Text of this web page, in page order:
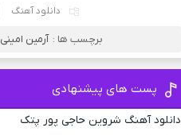
دانلود آهنگ
برچسب ها : آرمین امینی
پست های پیشنهادی
دانلود آهنگ شروین حاجی پور پتک